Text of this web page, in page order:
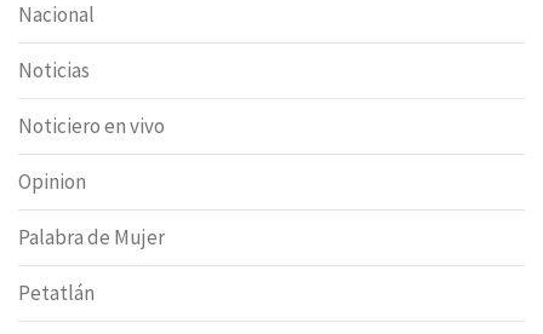
Nacional
Noticias
Noticiero en vivo
Opinion
Palabra de Mujer
Petatlán